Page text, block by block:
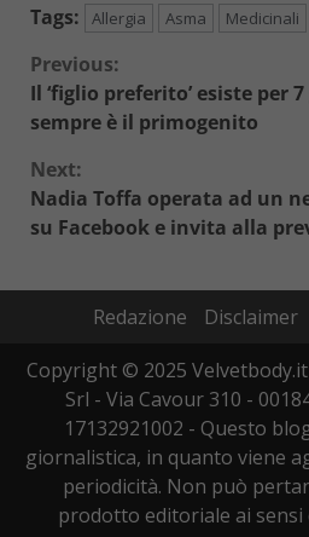
Tags: Allergia Asma Medicinali
Continue
Reading
Previous:
Il ‘figlio preferito’ esiste per
sempre è il primogenito
Next:
Nadia Toffa operata ad un
su Facebook e invita alla
Redazione Disclaimer
Copyright © 2025
Srl - Via Cavour 310 -
17132921002 - Questo
giornalistica, in quanto viene
periodicità. Non può
prodotto editoriale ai sensi